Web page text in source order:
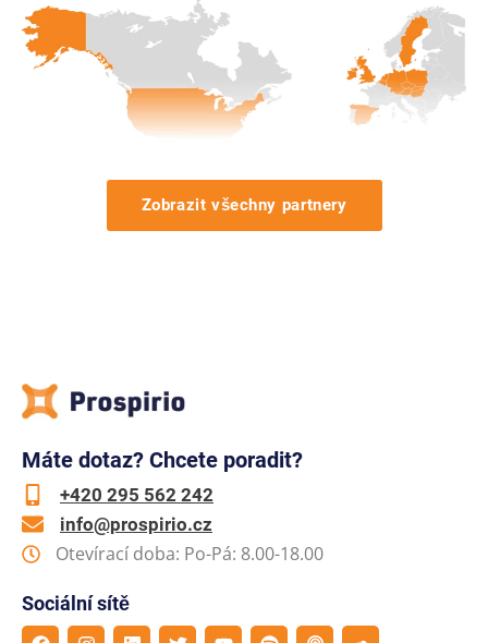
Zobrazit všechny partnery
Máte dotaz? Chcete poradit?
+420 295 562 242
info@prospirio.cz
Otevírací doba: Po-Pá: 8.00-18.00
Sociální sítě